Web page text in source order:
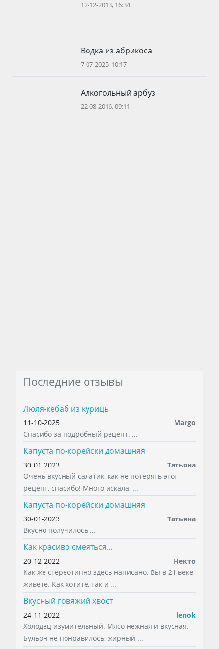
12-12-2013, 16:34
Водка из абрикоса
7-07-2025, 10:17
Алкогольный арбуз
22-08-2016, 09:11
Последние отзывы
Люля-кебаб из курицы
11-10-2025
Margo
Спасибо за подробный рецепт. ...
Капуста по-корейски домашняя
30-01-2023
Татьяна
Очень вкусный салатик, как не потерять этот
рецепт, спасибо! Много искала, ...
Капуста по-корейски домашняя
30-01-2023
Татьяна
Вкусно получилось ...
Как красиво смеяться...
20-12-2022
Некто
Как же стереотипно здесь написано. Вы в 21 веке
живете. Как хотите, так и ...
Вкусный говяжий хвост
24-11-2022
lenok
Холодец изумительный. Мясо нежная и вкусная.
Бульон не понравилось, жирный ...